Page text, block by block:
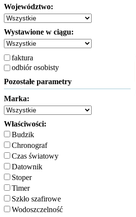
Województwo:
Wystawione w ciągu:
faktura
odbiór osobisty
Pozostałe parametry
Marka:
Właściwości:
Budzik
Chronograf
Czas światowy
Datownik
Stoper
Timer
Szkło szafirowe
Wodoszczelność